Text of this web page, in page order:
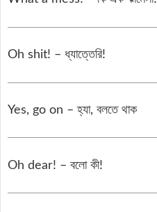
Oh shit! – ধ্যাত্তেরি!
Yes, go on – হ্যা, বলতে থাক
Oh dear! – বলো কী!